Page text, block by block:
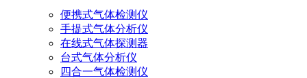
便携式气体检测仪
手提式气体分析仪
在线式气体探测器
台式气体分析仪
四合一气体检测仪